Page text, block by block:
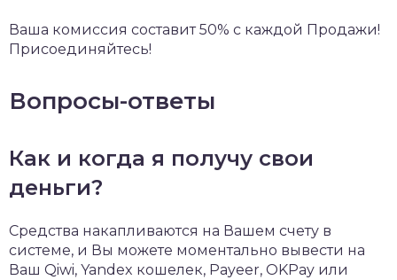
Ваша комиссия составит 50% с каждой Продажи!
Присоединяйтесь!
Вопросы-ответы
Как и когда я получу свои
деньги?
Средства накапливаются на Вашем счету в
системе, и Вы можете моментально вывести на
Ваш Qiwi, Yandex кошелек, Payeer, OKPay или